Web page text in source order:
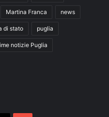
Martina Franca news
di stato puglia
notizie Puglia